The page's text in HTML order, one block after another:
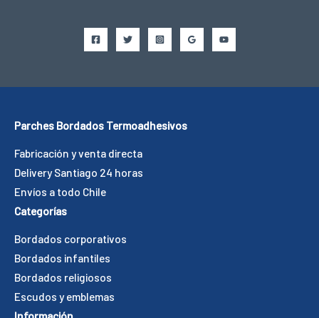
Parches Bordados Termoadhesivos
Fabricación y venta directa
Delivery Santiago 24 horas
Envíos a todo Chile
Categorías
Bordados corporativos
Bordados infantiles
Bordados religiosos
Escudos y emblemas